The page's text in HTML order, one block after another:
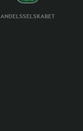
ANDELSSELSKABET